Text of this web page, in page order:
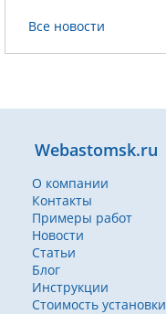
Все новости
Webastomsk.ru
О компании
Контакты
Примеры работ
Новости
Статьи
Блог
Инструкции
Стоимость установки